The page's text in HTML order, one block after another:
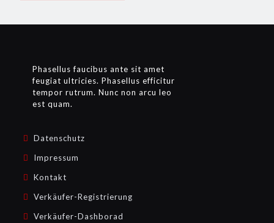
Phasellus faucibus ante sit amet
feugiat ultricies. Phasellus efficitur
tempor rutrum. Nunc non arcu leo
est quam.
Datenschutz
Impressum
Kontakt
Verkäufer-Registrierung
Verkäufer-Dashborad